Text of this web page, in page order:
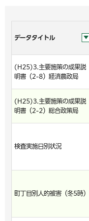
データタイトル
(H25)3.主要施策の成果説
明書（2-8）経済農政局
(H25)3.主要施策の成果説
明書（2-2）総合政策局
検査実施日別状況
町丁目別人的被害（冬5時）